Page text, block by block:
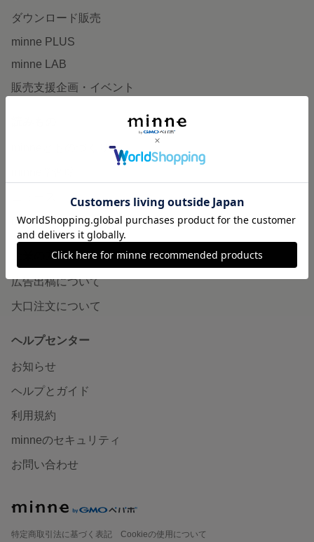
ダウンロード販売
minne PLUS
minne LAB
販売支援企画・イベント
minneとものづくりと
minneの本
企業の方へ
広告出稿について
大口注文について
ヘルプセンター
お知らせ
ヘルプとガイド
利用規約
minneのセキュリティ
お問い合わせ
特定商取引法に基づく表記
Cookieの使用について